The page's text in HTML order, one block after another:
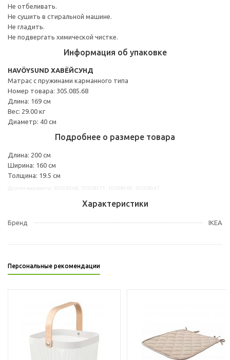
Не отбеливать.
Не сушить в стиральной машине.
Не гладить.
Не подвергать химической чистке.
Информация об упаковке
HAVÖYSUND ХАВЁЙСУНД
Матрас с пружинами карманного типа
Номер товара: 305.085.68
Длина: 169 см
Вес: 29.00 кг
Диаметр: 40 см
Подробнее о размере товара
Длина: 200 см
Ширина: 160 см
Толщина: 19.5 см
Характеристики
Бренд IKEA
Персональные рекомендации